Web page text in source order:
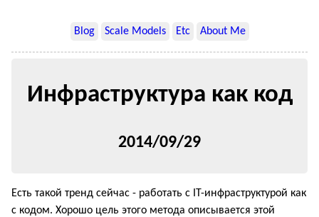
Blog Scale Models Etc About Me
Инфраструктура как код
2014/09/29
Есть такой тренд сейчас - работать с IT-инфраструктурой как
с кодом. Хорошо цель этого метода описывается этой